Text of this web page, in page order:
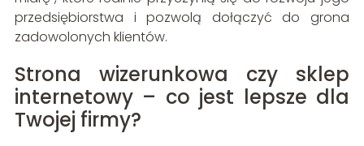
przedsiębiorstwa i pozwolą dołączyć do grona
zadowolonych klientów.
Strona wizerunkowa czy sklep
internetowy – co jest lepsze dla
Twojej firmy?